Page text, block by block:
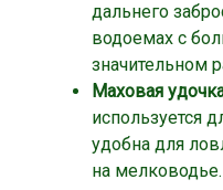
дальнего
водоемах с
значительном
Маховая
используется
удобна для
на мелководье.